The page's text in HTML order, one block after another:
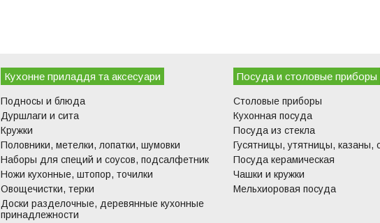
Кухонне приладдя та аксесуари
Подносы и блюда
Дуршлаги и сита
Кружки
Половники, метелки, лопатки, шумовки
Наборы для специй и соусов, подсалфетник
Ножи кухонные, штопор, точилки
Овощечистки, терки
Доски разделочные, деревянные кухонные
принадлежности
Посуда и столовые приборы
Столовые приборы
Кухонная посуда
Посуда из стекла
Гусятницы, утятницы, казаны,
Посуда керамическая
Чашки и кружки
Мельхиоровая посуда